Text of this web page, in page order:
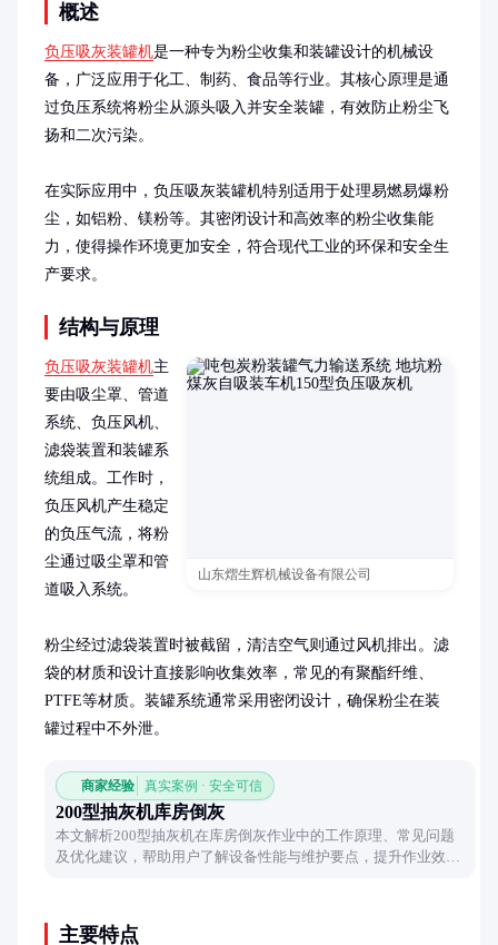
概述
负压吸灰装罐机是一种专为粉尘收集和装罐设计的机械设
备，广泛应用于化工、制药、食品等行业。其核心原理是通
过负压系统将粉尘从源头吸入并安全装罐，有效防止粉尘飞
扬和二次污染。
在实际应用中，负压吸灰装罐机特别适用于处理易燃易爆粉
尘，如铝粉、镁粉等。其密闭设计和高效率的粉尘收集能
力，使得操作环境更加安全，符合现代工业的环保和安全生
产要求。
结构与原理
山东熠生辉机械设备有限公司
负压吸灰装罐机主
要由吸尘罩、管道
系统、负压风机、
滤袋装置和装罐系
统组成。工作时，
负压风机产生稳定
的负压气流，将粉
尘通过吸尘罩和管
道吸入系统。
粉尘经过滤袋装置时被截留，清洁空气则通过风机排出。滤
袋的材质和设计直接影响收集效率，常见的有聚酯纤维、
PTFE等材质。装罐系统通常采用密闭设计，确保粉尘在装
罐过程中不外泄。
商家经验 真实案例 · 安全可信
200型抽灰机库房倒灰
本文解析200型抽灰机在库房倒灰作业中的工作原理、常见问题
及优化建议，帮助用户了解设备性能与维护要点，提升作业效率
主要特点